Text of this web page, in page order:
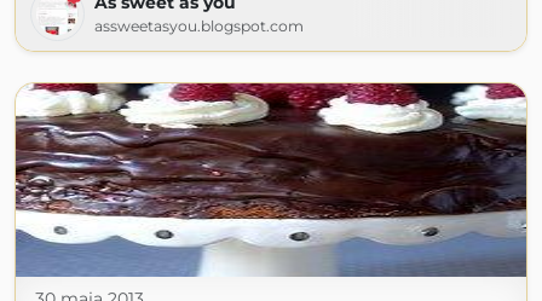
assweetasyou.blogspot.com